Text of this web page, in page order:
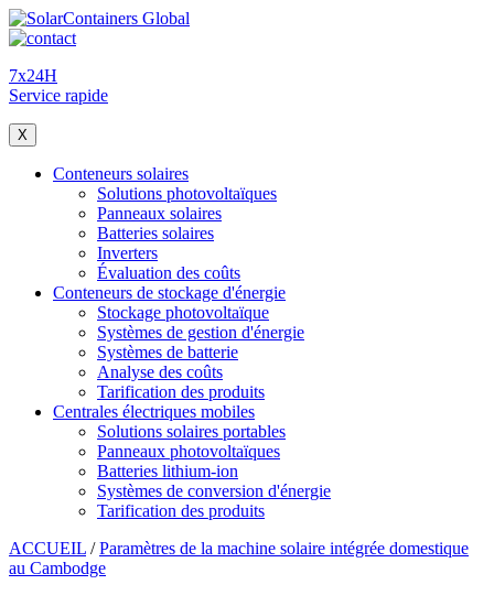
7x24H
Service rapide
X
Conteneurs solaires
Solutions photovoltaïques
Panneaux solaires
Batteries solaires
Inverters
Évaluation des coûts
Conteneurs de stockage d'énergie
Stockage photovoltaïque
Systèmes de gestion d'énergie
Systèmes de batterie
Analyse des coûts
Tarification des produits
Centrales électriques mobiles
Solutions solaires portables
Panneaux photovoltaïques
Batteries lithium-ion
Systèmes de conversion d'énergie
Tarification des produits
ACCUEIL /Paramètres de la machine solaire intégrée domestique
au Cambodge